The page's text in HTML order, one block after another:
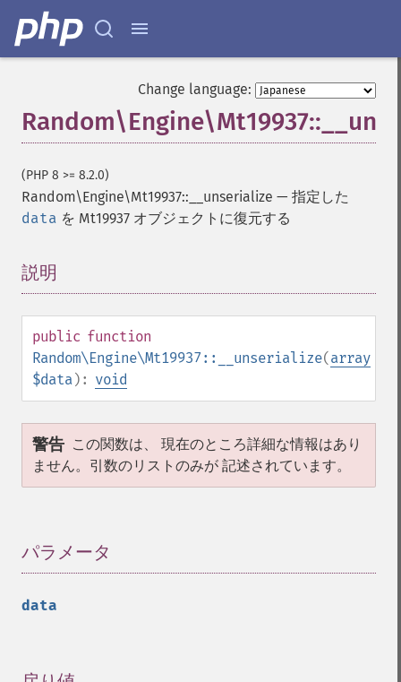
Change language:
(PHP 8 >= 8.2.0)
Random\Engine\Mt19937::__unserialize — 指定した
data を Mt19937 オブジェクトに復元する
説明
public function
Random\Engine\Mt19937::__unserialize(array
$data): void
警告 この関数は、 現在のところ詳細な情報はあり
ません。引数のリストのみが 記述されています。
パラメータ
data